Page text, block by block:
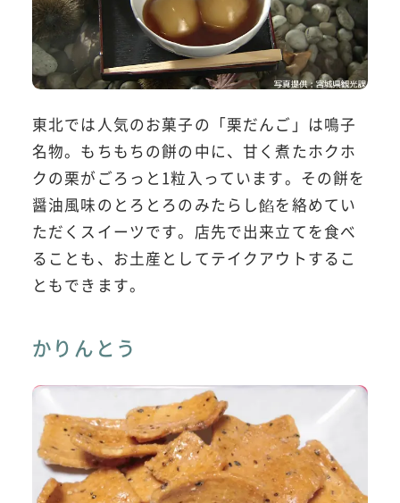
東北では人気のお菓子の「栗だんご」は鳴子
名物。もちもちの餅の中に、甘く煮たホクホ
クの栗がごろっと1粒入っています。その餅を
醤油風味のとろとろのみたらし餡を絡めてい
ただくスイーツです。店先で出来立てを食べ
ることも、お土産としてテイクアウトするこ
ともできます。
かりんとう